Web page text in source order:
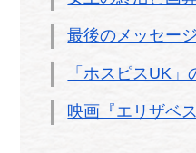
最後のメッセー
「ホスピスUK
映画『エリザベ